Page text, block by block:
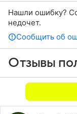
Нашли ошибку?
недочет.
Сообщить об
Отзывы